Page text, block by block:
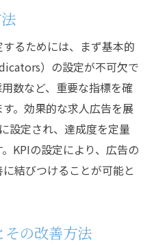
るためには、まず基本的
）の設定が不可欠で
数など、重要な指標を確
。効果的な求人広告を展
設定され、達成度を定量
KPIの設定により、広告の
結びつけることが可能と
その改善方法